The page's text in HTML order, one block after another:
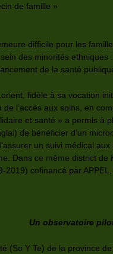
de famille »
difficile pour les
des minorités
de la santé
fidèle à sa vocation
de l’accès aux soins, en
et santé » a permis à
de bénéficier d’un
un suivi médical
Dans ce même district
cofinancé par
Un observatoire
(So Y Te) de la province